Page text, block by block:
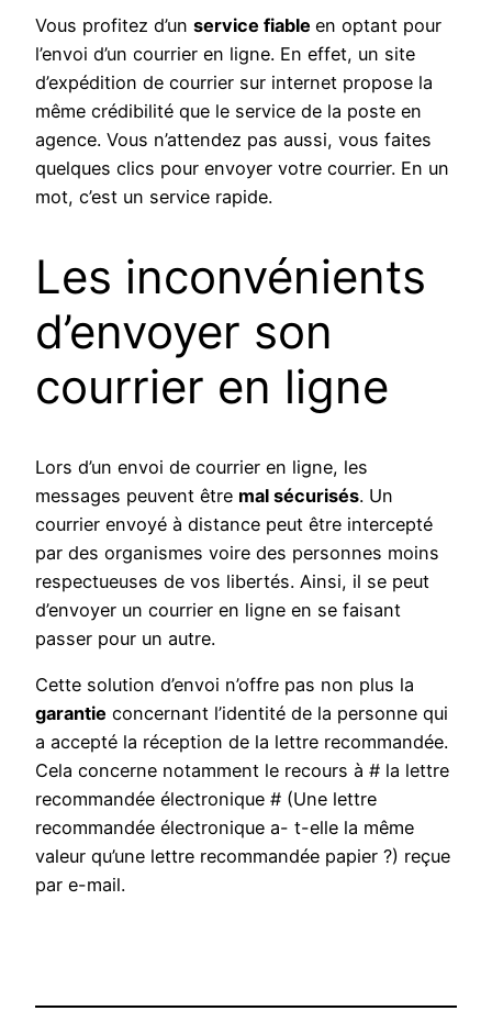
Vous profitez d’un service fiable en optant pour
l’envoi d’un courrier en ligne. En effet, un site
d’expédition de courrier sur internet propose la
même crédibilité que le service de la poste en
agence. Vous n’attendez pas aussi, vous faites
quelques clics pour envoyer votre courrier. En un
mot, c’est un service rapide.
Les inconvénients
d’envoyer son
courrier en ligne
Lors d’un envoi de courrier en ligne, les
messages peuvent être mal sécurisés. Un
courrier envoyé à distance peut être intercepté
par des organismes voire des personnes moins
respectueuses de vos libertés. Ainsi, il se peut
d’envoyer un courrier en ligne en se faisant
passer pour un autre.
Cette solution d’envoi n’offre pas non plus la
garantie concernant l’identité de la personne qui
a accepté la réception de la lettre recommandée.
Cela concerne notamment le recours à # la lettre
recommandée électronique # (Une lettre
recommandée électronique a- t-elle la même
valeur qu’une lettre recommandée papier ?) reçue
par e-mail.